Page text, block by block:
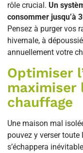
rôle crucial. Un
consommer jusqu’à
Pensez à purger vos
hivernale, à
annuellement votre
Optimiser
maximiser
chauffage
Une maison mal
pouvez y verser toute
s’échappera